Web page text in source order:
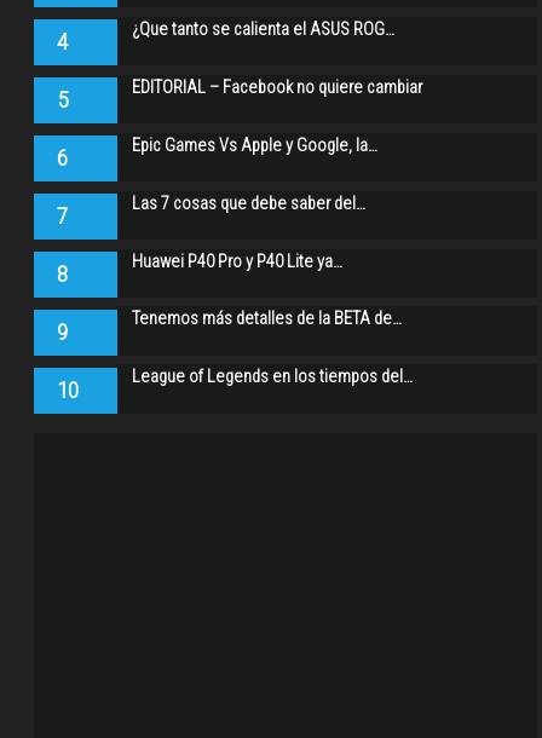
4 ¿Que tanto se calienta el ASUS ROG…
5 EDITORIAL – Facebook no quiere cambiar
6 Epic Games Vs Apple y Google, la…
7 Las 7 cosas que debe saber del…
8 Huawei P40 Pro y P40 Lite ya…
9 Tenemos más detalles de la BETA de…
10 League of Legends en los tiempos del…